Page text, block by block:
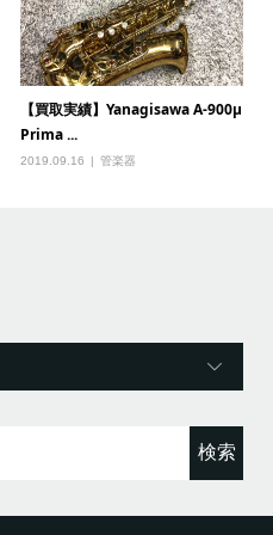
【買取実績】Yanagisawa A-900μ
Prima ...
2019.09.16 管楽器